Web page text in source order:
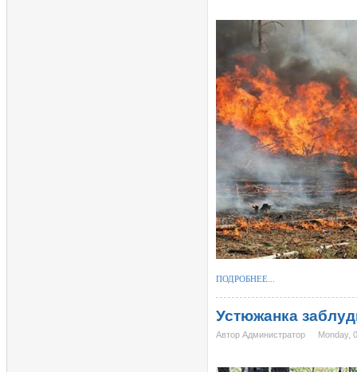
ПОДРОБНЕЕ...
Устюжанка
Автор Администратор Monday,